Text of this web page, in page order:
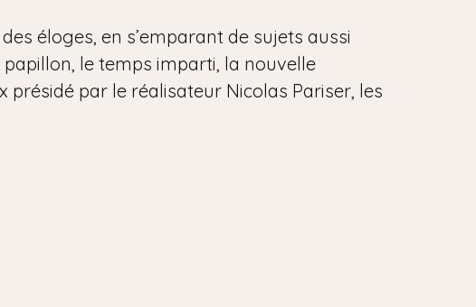
éloges, en s’emparant de sujets aussi
papillon, le temps imparti, la nouvelle
par le réalisateur Nicolas Pariser, les